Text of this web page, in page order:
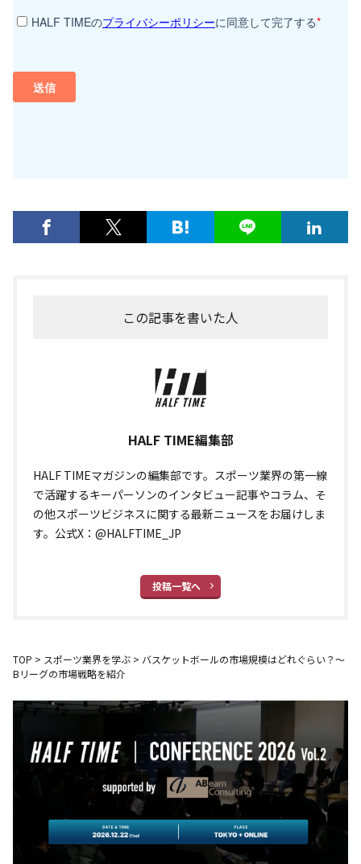
この記事を書いた人
HALF TIME編集部
HALF TIMEマガジンの編集部です。スポーツ業界の第一線
で活躍するキーパーソンのインタビュー記事やコラム、そ
の他スポーツビジネスに関する最新ニュースをお届けしま
す。公式X：@HALFTIME_JP
投稿一覧へ
TOP > スポーツ業界を学ぶ > バスケットボールの市場規模はどれぐらい？～
Bリーグの市場戦略を紹介